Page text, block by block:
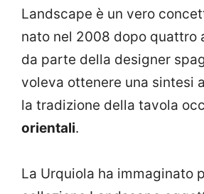
Landscape è un vero
nato nel 2008 dopo quattro
da parte della designer
voleva ottenere una sintesi
la tradizione della tavola
orientali.
La Urquiola ha immaginato